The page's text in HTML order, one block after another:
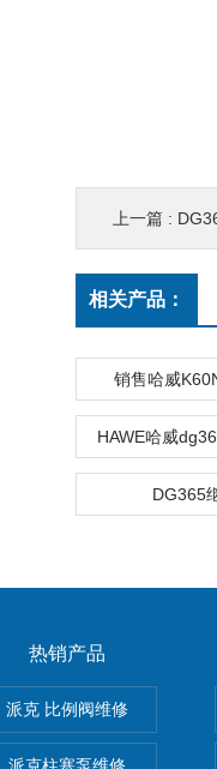
上一篇 :
相关产品：
销售哈威
HAWE哈威
DG365
热销产品
派克 比例阀维修